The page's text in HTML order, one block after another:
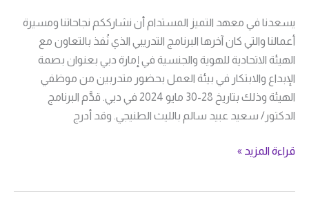
يسعدنا في معهد التميز المستدام أن نشارككم نجاحاتنا ومسيرة
أعمالنا والتي كان آخرها البرنامج التدريبي الذي نُفذ بالتعاون مع
الهيئة الاتحادية للهوية والجنسية في إمارة دبي بعنوان بصمة
الإبداع والابتكار في بيئة العمل بحضور متدربين من موظفي
الهيئة وذلك بتاريخ 28-30 مايو 2024 في دبي. قدَّم البرنامج
الدكتور/ سعيد عبيد سالم بالليث الطنيجي. وقد أدرج
العمل”
قراءة المزيد »